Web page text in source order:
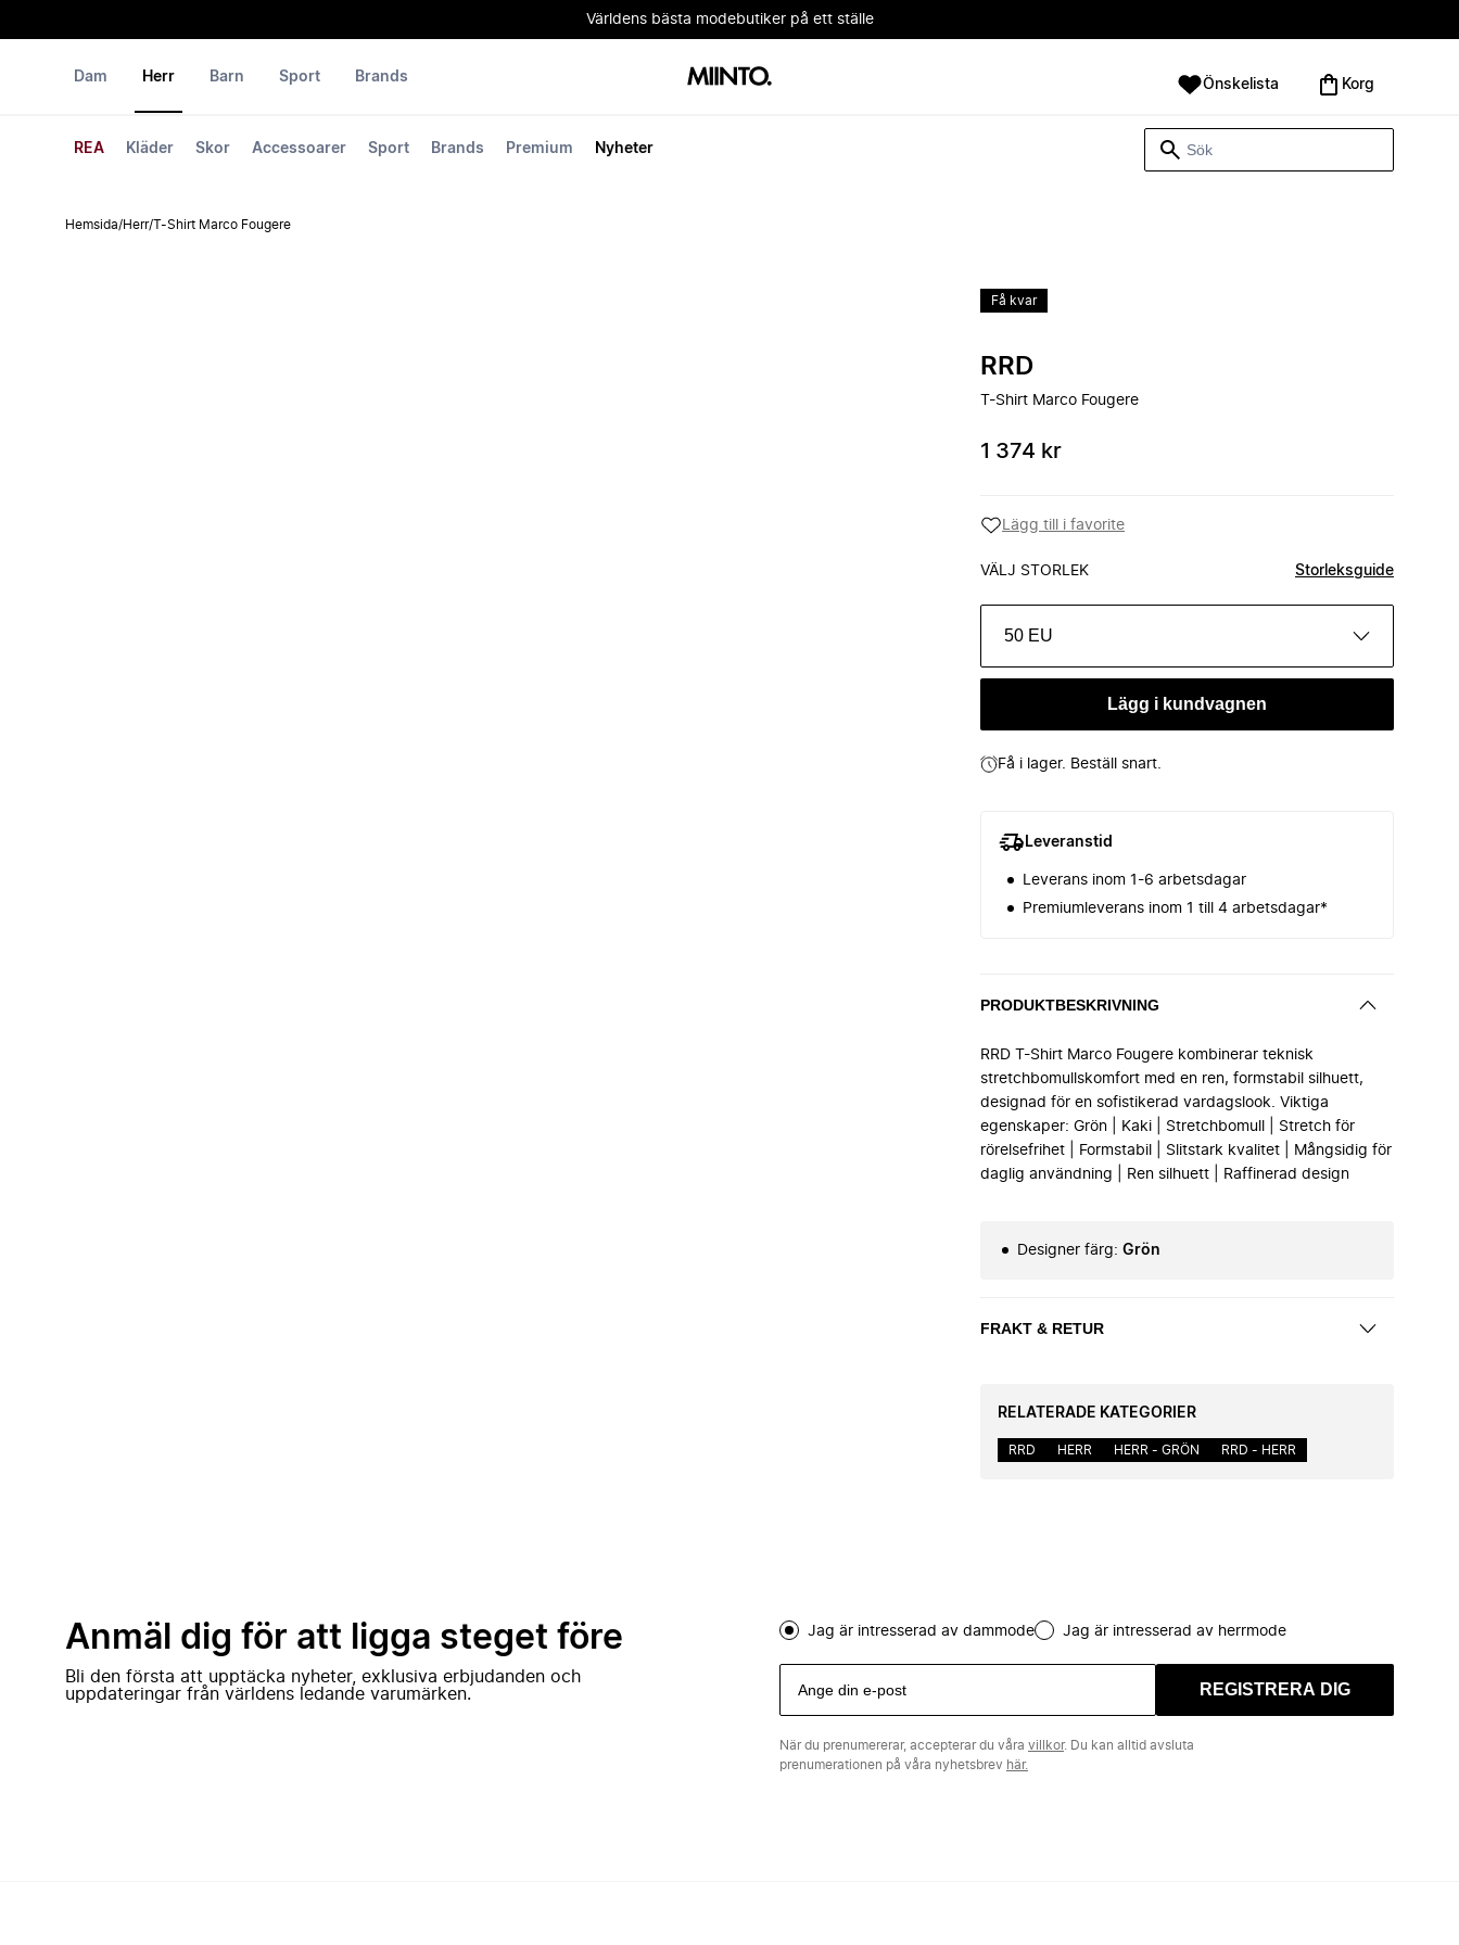
Världens bästa modebutiker på ett ställe
Dam Herr
REA Kläder Skor Accessoarer Sport Brands Premium Nyheter
Barn Sport Brands Önskelista Korg
Hemsida/Herr/T-Shirt Marco Fougere
Få kvar
RRD
T-Shirt Marco Fougere
1 374 kr
Lägg till i favorite
VÄLJ STORLEK Storleksguide
50 EU
Lägg i kundvagnen
Få i lager. Beställ snart.
Leveranstid
Leverans inom 1-6 arbetsdagar
Premiumleverans inom 1 till 4 arbetsdagar*
PRODUKTBESKRIVNING
RRD T-Shirt Marco Fougere kombinerar teknisk
stretchbomullskomfort med en ren, formstabil silhuett,
designad för en sofistikerad vardagslook. Viktiga
egenskaper: Grön | Kaki | Stretchbomull | Stretch för
rörelsefrihet | Formstabil | Slitstark kvalitet | Mångsidig för
daglig användning | Ren silhuett | Raffinerad design
Designer färg: Grön
FRAKT & RETUR
RELATERADE KATEGORIER
RRD HERR HERR - GRÖN RRD - HERR
Anmäl dig för att ligga steget före
Bli den första att upptäcka nyheter, exklusiva erbjudanden och
uppdateringar från världens ledande varumärken.
Jag är intresserad av dammode Jag är intresserad av herrmode
REGISTRERA DIG
När du prenumererar, accepterar du våra villkor. Du kan alltid avsluta
prenumerationen på våra nyhetsbrev här.